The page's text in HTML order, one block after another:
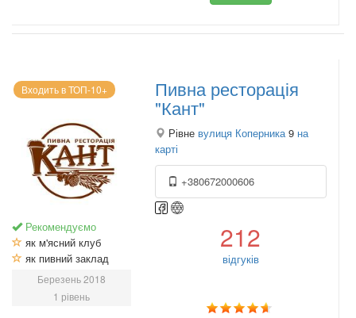
Входить в ТОП-10+
Рекомендуємо
як м'ясний клуб
як пивний заклад
Березень 2018
1 рівень
Пивна ресторація
"Кант"
Рівне вулиця Коперника9 на
карті
+380672000606
212
відгуків